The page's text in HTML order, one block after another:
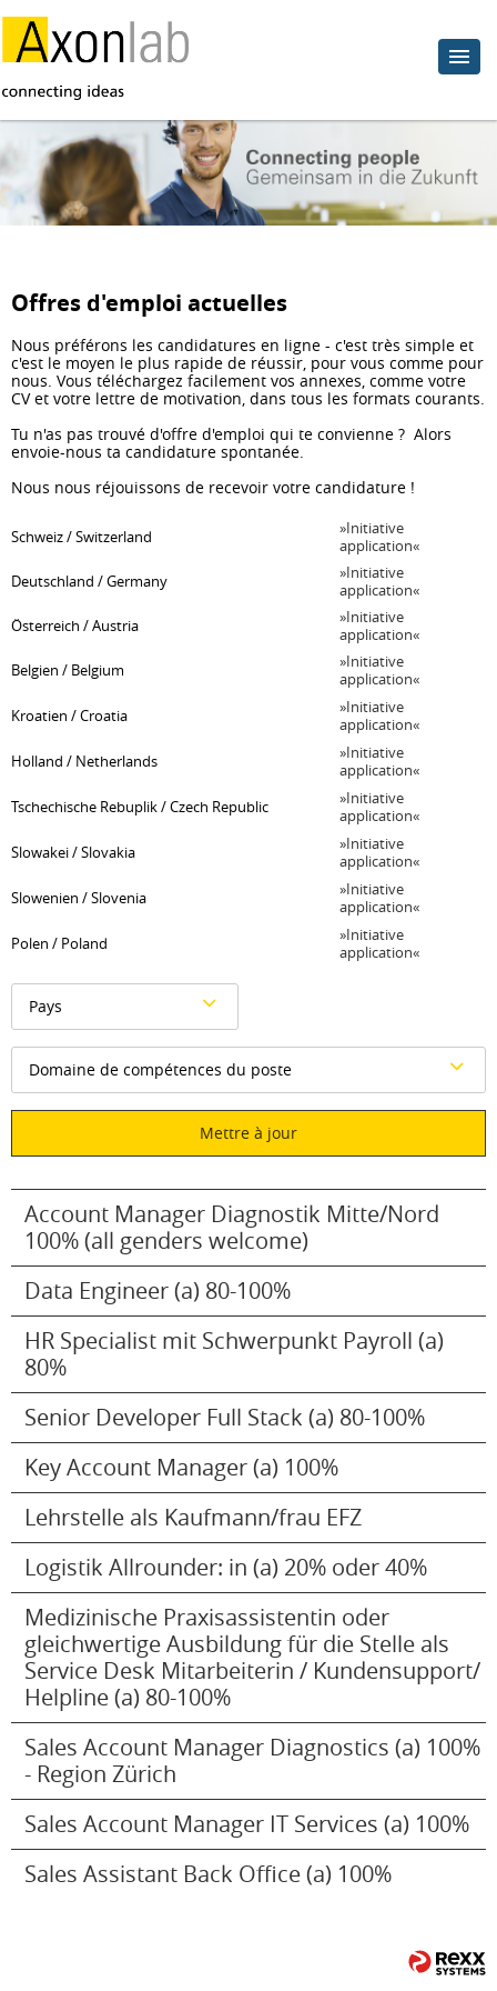
Offres d'emploi actuelles
Nous préférons les candidatures en ligne - c'est très simple et
c'est le moyen le plus rapide de réussir, pour vous comme pour
nous. Vous téléchargez facilement vos annexes, comme votre
CV et votre lettre de motivation, dans tous les formats courants.
Tu n'as pas trouvé d'offre d'emploi qui te convienne ? Alors
envoie-nous ta candidature spontanée.
Nous nous réjouissons de recevoir votre candidature !
Schweiz / Switzerland
Initiative
application
Deutschland / Germany
Initiative
application
Österreich / Austria
Initiative
application
Belgien / Belgium
Initiative
application
Kroatien / Croatia
Initiative
application
Holland / Netherlands
Initiative
application
Tschechische Rebuplik / Czech Republic
Initiative
application
Slowakei / Slovakia
Initiative
application
Slowenien / Slovenia
Initiative
application
Polen / Poland
Initiative
application
Pays
Domaine de compétences du poste
Mettre à jour
Account Manager Diagnostik Mitte/Nord
100% (all genders welcome)
Data Engineer (a) 80-100%
HR Specialist mit Schwerpunkt Payroll (a)
80%
Senior Developer Full Stack (a) 80-100%
Key Account Manager (a) 100%
Lehrstelle als Kaufmann/frau EFZ
Logistik Allrounder: in (a) 20% oder 40%
Medizinische Praxisassistentin oder
gleichwertige Ausbildung für die Stelle als
Service Desk Mitarbeiterin / Kundensupport/
Helpline (a) 80-100%
Sales Account Manager Diagnostics (a) 100%
- Region Zürich
Sales Account Manager IT Services (a) 100%
Sales Assistant Back Office (a) 100%